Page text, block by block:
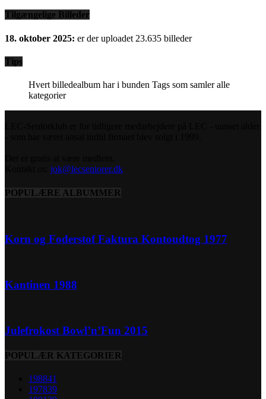
Tilgængelige Billeder
18. oktober 2025: er der uploadet 23.635 billeder
Tips
Hvert billedealbum har i bunden Tags som samler alle
kategorier
jok@lecseniorer.dk
POPULÆRE ALBUMMER
Korn og Foderstof Faktura Kontoudtog 1977
Kantinen 1988
Julefrokost Bowl’n’Fun 2015
POPULÆR KATEGORIER
198841
197839